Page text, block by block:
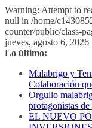
Warning: Attempt to
null in /home/
counter/public/class-
Saltar
al
jueves, agosto 6, 2026
Lo último:
Malabrigo y
Colaboración
Orgullo
protagonistas
EL NUEVO